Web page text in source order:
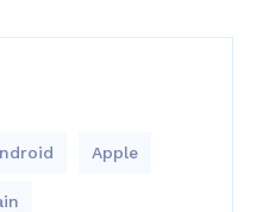
Apple